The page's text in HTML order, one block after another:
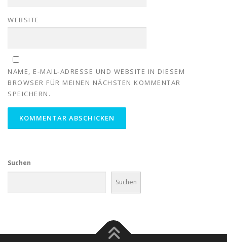
WEBSITE
NAME, E-MAIL-ADRESSE UND WEBSITE IN DIESEM
BROWSER FÜR MEINEN NÄCHSTEN KOMMENTAR
SPEICHERN.
Suchen
Suchen